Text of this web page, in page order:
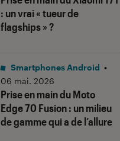
: un vrai « tueur de
flagships » ?
Prise en main du Moto
Edge 70 Fusion : un milieu
de gamme qui a de l’allure
Smartphones Android •
06 mai. 2026